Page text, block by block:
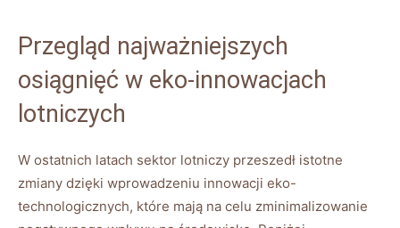
Przegląd najważniejszych
osiągnięć w eko-innowacjach
lotniczych
W ostatnich latach sektor lotniczy przeszedł istotne
zmiany dzięki wprowadzeniu innowacji eko-
technologicznych, które mają na celu zminimalizowanie